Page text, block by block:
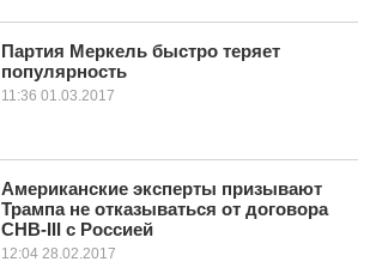
СПОРТ
ШОУ-БИЗНЕС
ЭГОИЗМ
БЛОГ
Партия Меркель быстро теряет
популярность
11:36 01.03.2017
Американские эксперты призывают
Трампа не отказываться от договора
СНВ-III с Россией
12:04 28.02.2017